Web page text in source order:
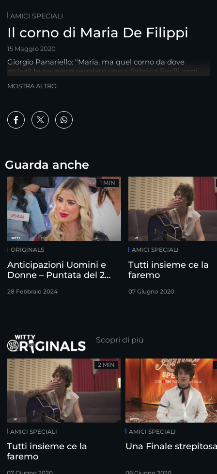
AMICI SPECIALI
Il corno di Maria De Filippi
15 Maggio 2020
Giorgio Panariello: "Maria, ma quel corno da dove
arriva? Io ne avevo regalato uno a Sabrina Ferilli anni
MOSTRA ALTRO
Guarda anche
ORIGINALS
Anticipazioni Uomini e
Donne – Puntata del 28
28 Febbraio 2024
1 MIN
AMICI SPECIALI
Tutti insieme ce la
faremo
07 Giugno 2020
Scopri di più
AMICI SPECIALI
Tutti insieme ce la
faremo
2 MIN
AMICI SPECIALI
Una Finale